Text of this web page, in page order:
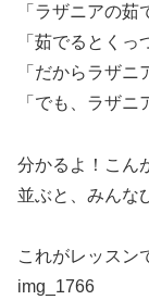
「ラザニアの茹
「茹でるとくっ
「だからラザニ
「でも、ラザニ
分かるよ！こん
並ぶと、みんな
これがレッスン
img_1766